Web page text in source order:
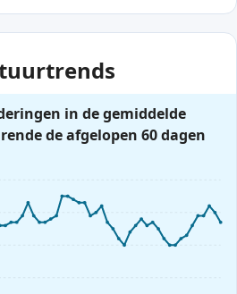
in de gemiddelde
de afgelopen 60 dagen